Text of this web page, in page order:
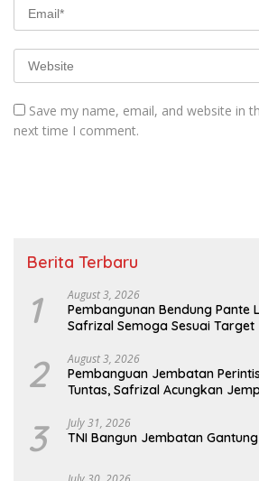
Save my name, email, and website in
next time I comment.
Berita Terbaru
1 August 3, 2026
Pembangunan Bendung Pante
Safrizal Semoga Sesuai Target
2 August 3, 2026
Pembanguan Jembatan
Tuntas, Safrizal Acungkan
3 July 31, 2026
TNI Bangun Jembatan